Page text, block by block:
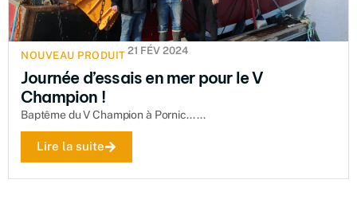
NOUVEAU PRODUIT 21 FÉV 2024
Journée d’essais en mer pour le V
Champion !
Baptême du V Champion à Pornic... ...
Lire la suite